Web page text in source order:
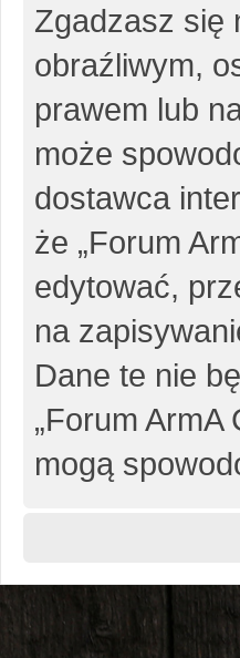
Zgadzasz się
obraźliwym,
prawem lub
może
dostawca
że „Forum
edytować,
na
Dane te nie
„Forum ArmA
mogą